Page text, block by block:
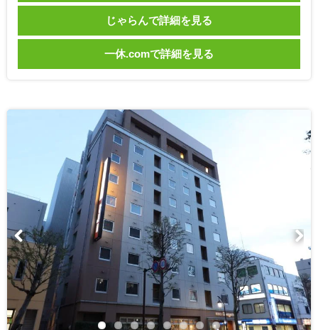
じゃらんで詳細を見る
一休.comで詳細を見る